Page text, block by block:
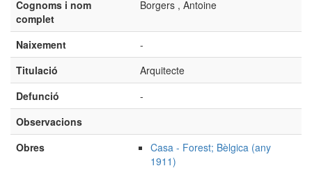
Cognoms i nom
complet
Borgers , Antoine
Naixement
-
Titulació
Arquitecte
Defunció
-
Observacions
Obres
Casa - Forest; Bèlgica (any
1911)